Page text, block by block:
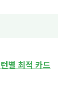
별 최적 카드